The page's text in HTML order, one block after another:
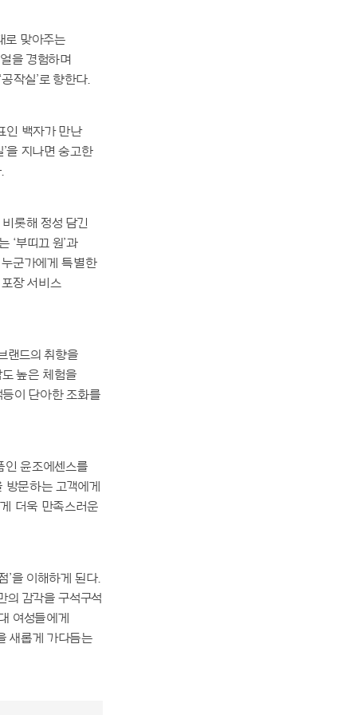
로 맞아주는
을 경험하며
작실’로 향한다.
인 백자가 만난
을 지나면 숭고한
롯해 정성 담긴
‘부띠끄 원’과
군가에게 특별한
장 서비스
랜드의 취향을
높은 체험을
등이 단아한 조화를
인 윤조에센스를
방문하는 고객에게
더욱 만족스러운
’을 이해하게 된다.
의 감각을 구석구석
여성들에게
새롭게 가다듬는